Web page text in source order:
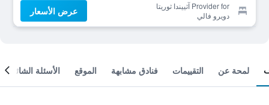
Provider for آثييندا ثوريتا
دويرو فالي
عرض الأسعار
لمحة عن التقييمات فنادق مشابهة الموقع الأسئلة الشائعة